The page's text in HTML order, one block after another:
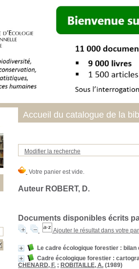
Modifier la recherche
Auteur ROBERT, D.
Documents disponibles écrits
Ajouter le résultat dans votre
Le cadre écologique forestier :
Cadre écologique forestier :
CHENARD, F. ; ROBITAILLE, A. (1989)
Accueil du catalogue de la